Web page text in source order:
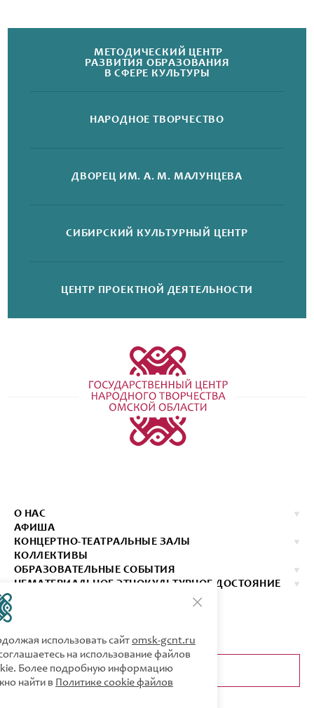
МЕТОДИЧЕСКИЙ ЦЕНТР
РАЗВИТИЯ ОБРАЗОВАНИЯ
В СФЕРЕ КУЛЬТУРЫ
НАРОДНОЕ ТВОРЧЕСТВО
ДВОРЕЦ ИМ. А. М. МАЛУНЦЕВА
СИБИРСКИЙ КУЛЬТУРНЫЙ ЦЕНТР
ЦЕНТР ПРОЕКТНОЙ ДЕЯТЕЛЬНОСТИ
О НАС
АФИША
КОНЦЕРТНО-ТЕАТРАЛЬНЫЕ ЗАЛЫ
КОЛЛЕКТИВЫ
ОБРАЗОВАТЕЛЬНЫЕ СОБЫТИЯ
НЕМАТЕРИАЛЬНОЕ ЭТНОКУЛЬТУРНОЕ ДОСТОЯНИЕ
ОБРАТНАЯ СВЯЗЬ
Продолжая использовать сайтomsk-gcnt.ru
Вы соглашаетесь на использование файлов
cookie. Более подробную информацию
можно найти вПолитике cookie файлов